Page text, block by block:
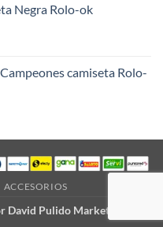
Negra Rolo-ok
camiseta Rolo-
ACCESORIOS
David Pulido Marketing